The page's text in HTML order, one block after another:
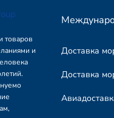
товаров
и
Доставка
Доставка